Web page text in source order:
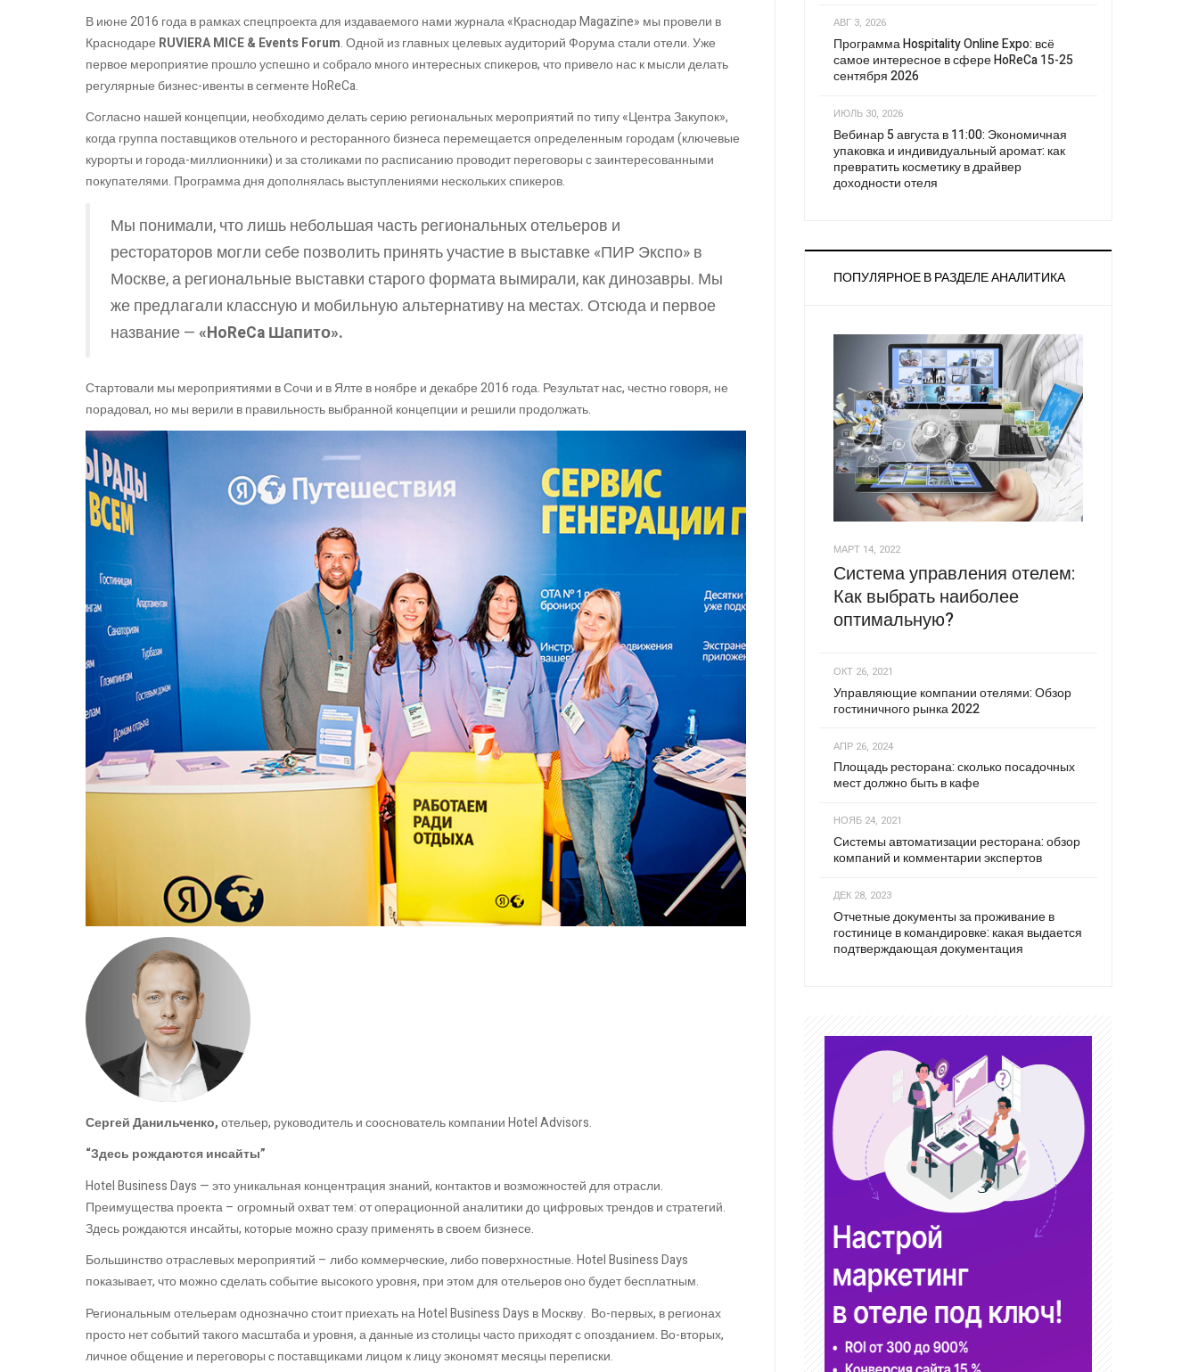
В июне 2016 года в рамках спецпроекта для издаваемого нами журнала «Краснодар Magazine» мы провели в
Краснодаре RUVIERA MICE & Events Forum. Одной из главных целевых аудиторий Форума стали отели. Уже
первое мероприятие прошло успешно и собрало много интересных спикеров, что привело нас к мысли делать
регулярные бизнес-ивенты в сегменте HoReCa.
Согласно нашей концепции, необходимо делать серию региональных мероприятий по типу «Центра Закупок»,
когда группа поставщиков отельного и ресторанного бизнеса перемещается определенным городам (ключевые
курорты и города-миллионники) и за столиками по расписанию проводит переговоры с заинтересованными
покупателями. Программа дня дополнялась выступлениями нескольких спикеров.
Мы понимали, что лишь небольшая часть региональных отельеров и
рестораторов могли себе позволить принять участие в выставке «ПИР Экспо» в
Москве, а региональные выставки старого формата вымирали, как динозавры. Мы
же предлагали классную и мобильную альтернативу на местах. Отсюда и первое
название — «HoReCa Шапито».
Стартовали мы мероприятиями в Сочи и в Ялте в ноябре и декабре 2016 года. Результат нас, честно говоря, не
порадовал, но мы верили в правильность выбранной концепции и решили продолжать.
Сергей Данильченко,отельер, руководитель и сооснователь компании Hotel Advisors.
“Здесь рождаются инсайты”
Hotel Business Days — это уникальная концентрация знаний, контактов и возможностей для отрасли.
Преимущества проекта – огромный охват тем: от операционной аналитики до цифровых трендов и стратегий.
Здесь рождаются инсайты, которые можно сразу применять в своем бизнесе.
Большинство отраслевых мероприятий – либо коммерческие, либо поверхностные. Hotel Business Days
показывает, что можно сделать событие высокого уровня, при этом для отельеров оно будет бесплатным.
Региональным отельерам однозначно стоит приехать на Hotel Business Days в Москву. Во-первых, в регионах
просто нет событий такого масштаба и уровня, а данные из столицы часто приходят с опозданием. Во-вторых,
личное общение и переговоры с поставщиками лицом к лицу экономят месяцы переписки.
АВГ 3, 2026
Программа Hospitality Online Expo: всё
самое интересное в сфере HoReCa 15-25
сентября 2026
ИЮЛЬ 30, 2026
Вебинар 5 августа в 11:00: Экономичная
упаковка и индивидуальный аромат: как
превратить косметику в драйвер
доходности отеля
ПОПУЛЯРНОЕ В РАЗДЕЛЕ АНАЛИТИКА
МАРТ 14, 2022
Система управления отелем:
Как выбрать наиболее
оптимальную?
ОКТ 26, 2021
Управляющие компании отелями: Обзор
гостиничного рынка 2022
АПР 26, 2024
Площадь ресторана: сколько посадочных
мест должно быть в кафе
НОЯБ 24, 2021
Системы автоматизации ресторана: обзор
компаний и комментарии экспертов
ДЕК 28, 2023
Отчетные документы за проживание в
гостинице в командировке: какая выдается
подтверждающая документация